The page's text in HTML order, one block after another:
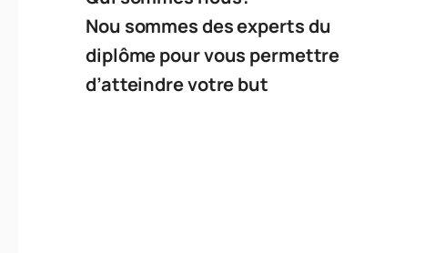
Nou sommes des experts du
diplôme pour vous permettre
d’atteindre votre but